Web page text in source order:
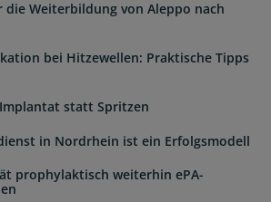
die Weiterbildung von Aleppo nach
bei Hitzewellen: Praktische Tipps
statt Spritzen
in Nordrhein ist ein Erfolgsmodell
prophylaktisch weiterhin ePA-